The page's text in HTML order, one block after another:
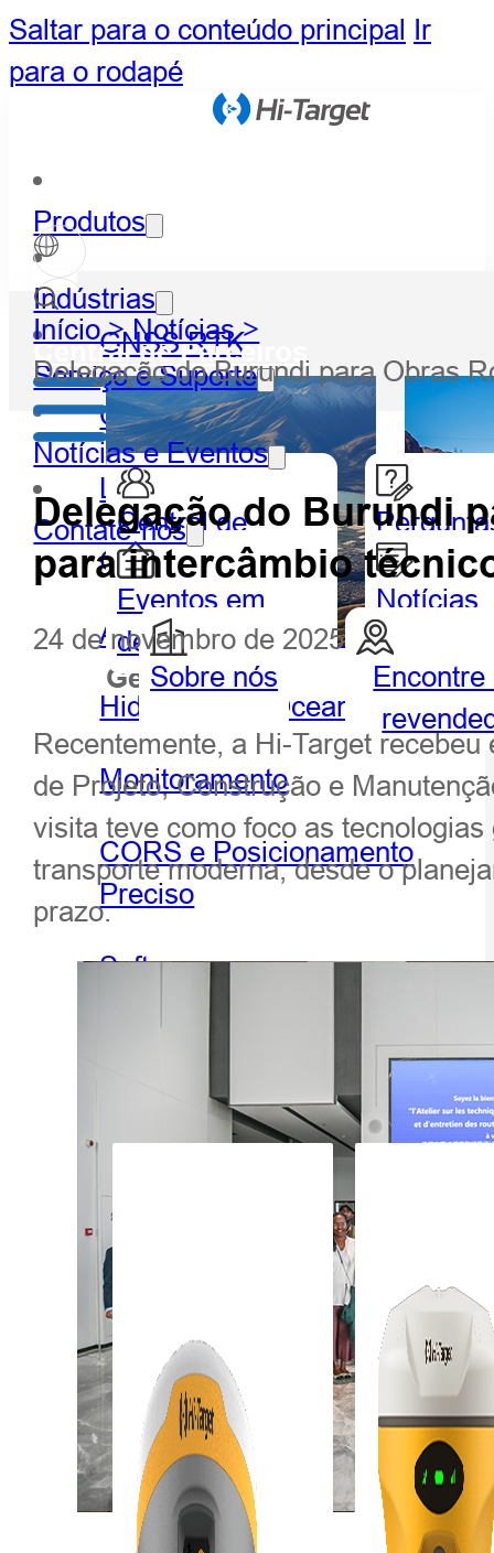
Saltar para o conteúdo principal Ir
para o rodapé
Produtos
GNSS RTK
Óptico
LiDAR
GIS portátil e tablet
Agricultura de precisão
Hidrografia e Oceanografia
Monitoramento
CORS e Posicionamento
Preciso
Software
Indústrias
Geoespacial
Serviço e Suporte
Central de
Parceiros
Notícias e Eventos
Eventos em
destaque
Notícias
Contate-nos
Sobre nós
Encontre
Central de Parceiros
Início >Notícias >
Delegação do Burundi para Obras
Delegação do Burundi
para intercâmbio
24 de novembro de 2025
Recentemente, a Hi-Target
de Projeto, Construção e
visita teve como foco as
transporte moderna, desde o
prazo.